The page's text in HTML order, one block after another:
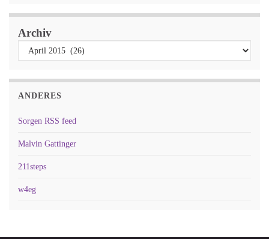
Archiv
ANDERES
Sorgen RSS feed
Malvin Gattinger
211steps
w4eg